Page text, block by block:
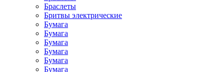
Браслеты
Бритвы электрические
Бумага
Бумага
Бумага
Бумага
Бумага
Бумага